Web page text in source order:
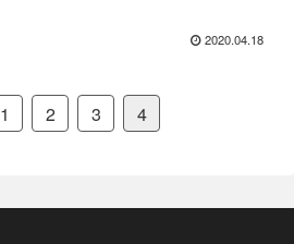
2020.04.18
1 2 3 4